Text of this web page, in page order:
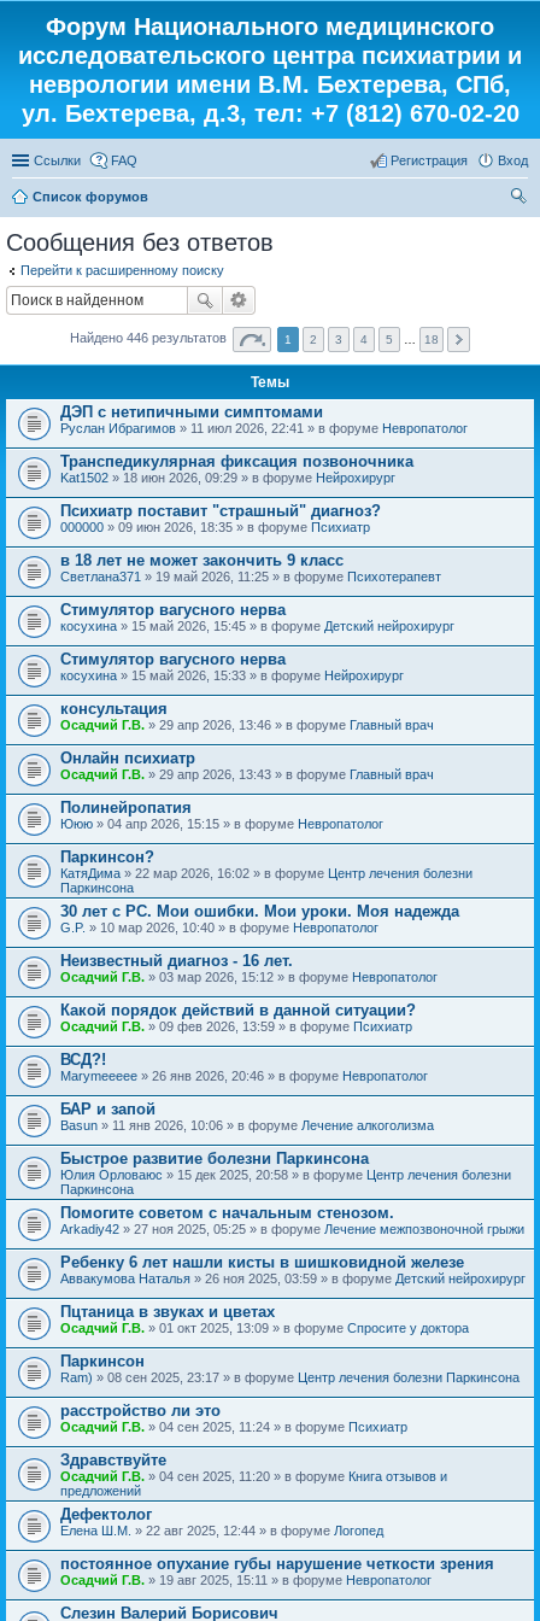
Форум Национального медицинского
исследовательского центра психиатрии и
неврологии имени В.М. Бехтерева, СПб,
ул. Бехтерева, д.3, тел: +7 (812) 670-02-20
Ссылки FAQ Вход
Регистрация
Список форумов
Сообщения без ответов
Перейти к расширенному поиску
Найдено 446 результатов 1 2 3 4 5 18
Темы
ДЭП с нетипичными симптомами
Руслан Ибрагимов » 11 июл 2026, 22:41 » в форуме Невропатолог
Транспедикулярная фиксация позвоночника
Kat1502 » 18 июн 2026, 09:29 » в форуме Нейрохирург
Психиатр поставит "страшный" диагноз?
000000 » 09 июн 2026, 18:35 » в форуме Психиатр
в 18 лет не может закончить 9 класс
Светлана371 » 19 май 2026, 11:25 » в форуме Психотерапевт
Стимулятор вагусного нерва
косухина » 15 май 2026, 15:45 » в форуме Детский нейрохирург
Стимулятор вагусного нерва
косухина » 15 май 2026, 15:33 » в форуме Нейрохирург
консультация
Осадчий Г.В. » 29 апр 2026, 13:46 » в форуме Главный врач
Онлайн психиатр
Осадчий Г.В. » 29 апр 2026, 13:43 » в форуме Главный врач
Полинейропатия
Ююю » 04 апр 2026, 15:15 » в форуме Невропатолог
Паркинсон?
КатяДима » 22 мар 2026, 16:02 » в форуме Центр лечения болезни
Паркинсона
30 лет с РС. Мои ошибки. Мои уроки. Моя надежда
G.P. » 10 мар 2026, 10:40 » в форуме Невропатолог
Неизвестный диагноз - 16 лет.
Осадчий Г.В. » 03 мар 2026, 15:12 » в форуме Невропатолог
Какой порядок действий в данной ситуации?
Осадчий Г.В. » 09 фев 2026, 13:59 » в форуме Психиатр
ВСД?!
Marymeeeee » 26 янв 2026, 20:46 » в форуме Невропатолог
БАР и запой
Basun » 11 янв 2026, 10:06 » в форуме Лечение алкоголизма
Быстрое развитие болезни Паркинсона
Юлия Орловаюс » 15 дек 2025, 20:58 » в форуме Центр лечения болезни
Паркинсона
Помогите советом с начальным стенозом.
Arkadiy42 » 27 ноя 2025, 05:25 » в форуме Лечение межпозвоночной грыжи
Ребенку 6 лет нашли кисты в шишковидной железе
Аввакумова Наталья » 26 ноя 2025, 03:59 » в форуме Детский нейрохирург
Пцтаница в звуках и цветах
Осадчий Г.В. » 01 окт 2025, 13:09 » в форуме Спросите у доктора
Паркинсон
Ram) » 08 сен 2025, 23:17 » в форуме Центр лечения болезни Паркинсона
расстройство ли это
Осадчий Г.В. » 04 сен 2025, 11:24 » в форуме Психиатр
Здравствуйте
Осадчий Г.В. » 04 сен 2025, 11:20 » в форуме Книга отзывов и
предложений
Дефектолог
Елена Ш.М. » 22 авг 2025, 12:44 » в форуме Логопед
постоянное опухание губы нарушение четкости зрения
Осадчий Г.В. » 19 авг 2025, 15:11 » в форуме Невропатолог
Слезин Валерий Борисович